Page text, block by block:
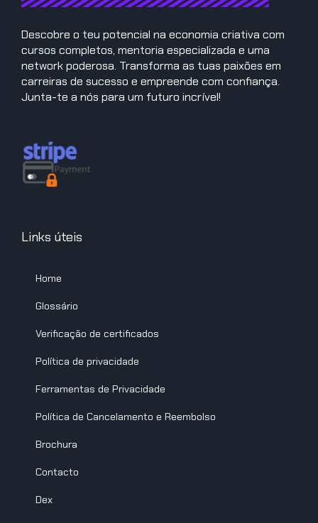
Descobre o teu potencial na economia criativa com
cursos completos, mentoria especializada e uma
network poderosa. Transforma as tuas paixões em
carreiras de sucesso e empreende com confiança.
Junta-te a nós para um futuro incrível!
Links úteis
Home
Glossário
Verificação de certificados
Política de privacidade
Ferramentas de Privacidade
Política de Cancelamento e Reembolso
Brochura
Contacto
Dex